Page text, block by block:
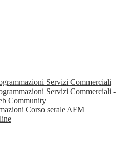
Servizi Commerciali
Servizi Commerciali -
Community
Corso serale AFM